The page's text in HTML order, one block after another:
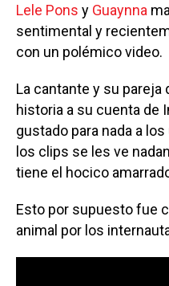
Lele Pons y Guaynna
sentimental y
con un polémico video.
La cantante y su pareja
historia a su cuenta de
gustado para nada a
los clips se les ve
tiene el hocico
Esto por supuesto fue
animal por los